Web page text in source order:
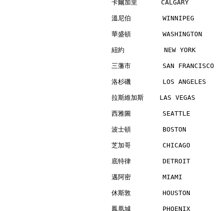
卡爾加里      CALGARY
溫尼伯        WINNIPEG
華盛頓
紐約          NEW YORK
三藩市        SAN
洛杉磯        LOS
拉斯維加斯    LAS
西雅圖        SEATTLE
波士頓        BOSTON
芝加哥        CHICAGO
底特律        DETROIT
邁阿密        MIAMI
休斯敦        HOUSTON
鳳凰城        PHOENIX